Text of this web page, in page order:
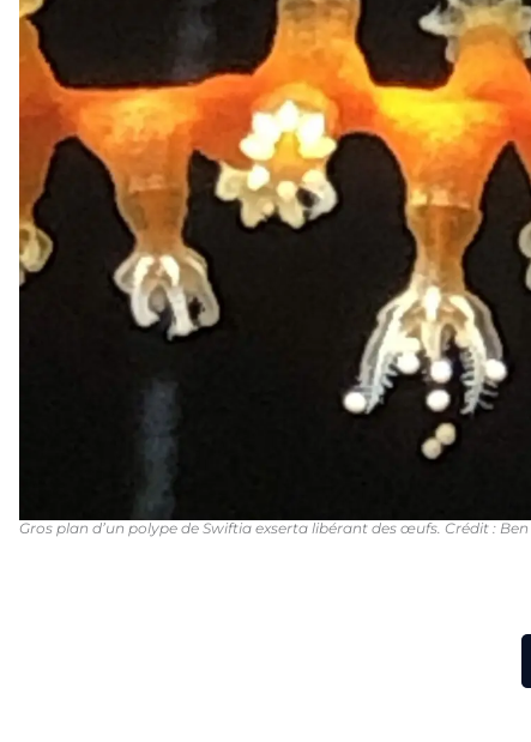
Gros plan d’un polype de Swiftia exserta libérant des œufs. Crédit :